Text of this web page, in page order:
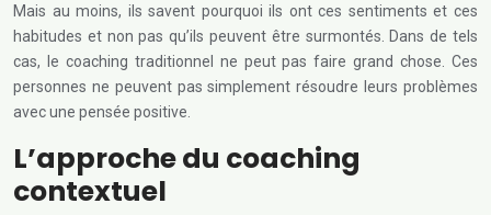
Mais au moins, ils savent pourquoi ils ont ces sentiments et ces
habitudes et non pas qu’ils peuvent être surmontés. Dans de tels
cas, le coaching traditionnel ne peut pas faire grand chose. Ces
personnes ne peuvent pas simplement résoudre leurs problèmes
avec une pensée positive.
L’approche du coaching
contextuel